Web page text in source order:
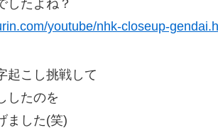
したよね？
youtube/nhk-closeup-
起こし挑戦して
したのを
ました(笑)